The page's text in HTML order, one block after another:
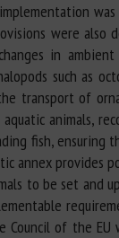
were
in
such as
transport of
animals,
fish,
annex
to be set and
Council of the